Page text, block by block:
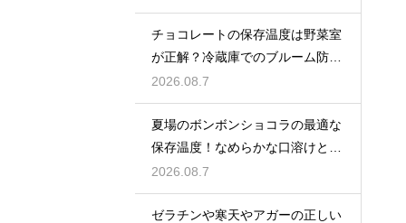
チョコレートの保存温度は野菜室
が正解？冷蔵庫でのブルーム防止
策
2026.08.7
夏場のボンボンショコラの最適な
保存温度！なめらかな口溶けと美
しいツヤを保つための管理方法
2026.08.7
ゼラチンや寒天やアガーの正しい